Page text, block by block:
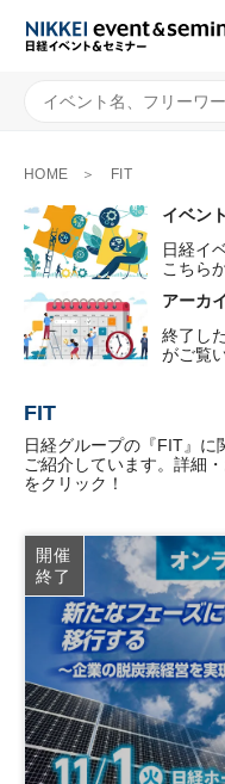
HOME FIT
イベン
日経イ
こちら
アーカ
終了し
がご覧
FIT
日経グループの『FIT』に
ご紹介しています。詳細
をクリック！
開催
終了